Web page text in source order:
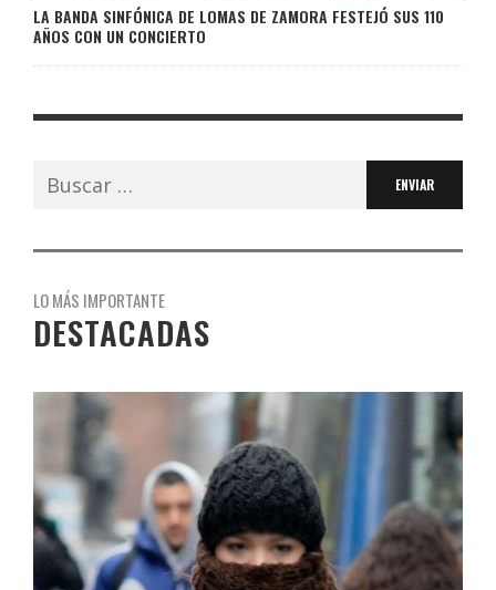
LA BANDA SINFÓNICA DE LOMAS DE ZAMORA FESTEJÓ SUS 110
AÑOS CON UN CONCIERTO
Buscar:
LO MÁS IMPORTANTE
DESTACADAS